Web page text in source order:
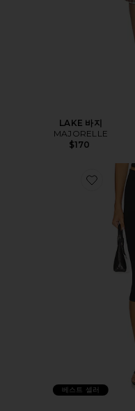
LAKE 바지
MAJORELLE
$170
베스트 셀러